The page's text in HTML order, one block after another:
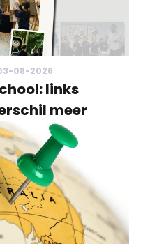
08-2026
links
meer